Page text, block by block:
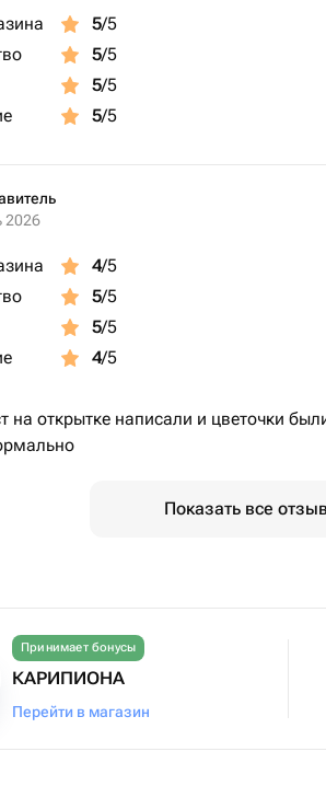
5/5
5/5
5/5
5/5
2026
4/5
5/5
5/5
4/5
на открытке написали и цветочки
Показать все
Принимает бонусы
КАРИПИОНА
Перейти в магазин